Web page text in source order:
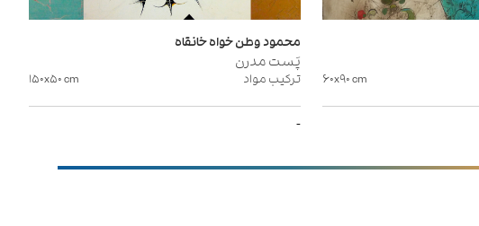
۶۰x۹۰cm
محمود وطن خواه خانقاه
پَست مدرن
ترکیب مواد ۱۵۰x۵۰cm
-